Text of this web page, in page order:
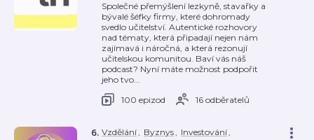
Společné přemýšlení lezkyně, stavařky a
bývalé šéfky firmy, které dohromady
svedlo učitelství. Autentické rozhovory
nad tématy, která připadají nejen nám
zajímavá i náročná, a která rezonují
učitelskou komunitou. Baví vás náš
podcast? Nyní máte možnost podpořit
jeho tvo…
100 epizod
16 odběratelů
Vzdělání, Byznys, Investování,
6.